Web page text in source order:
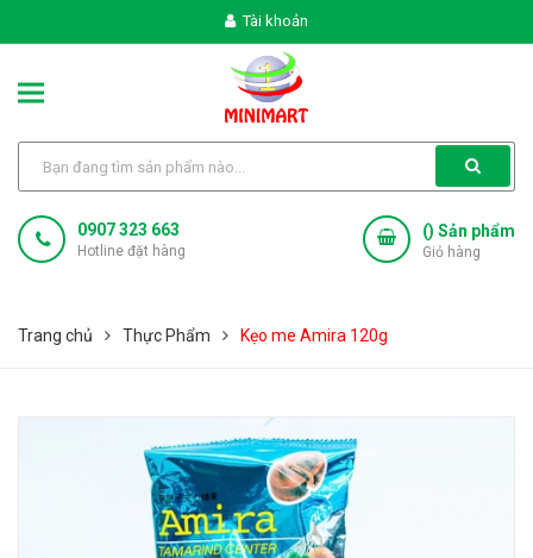
Tài khoản
0907 323 663
Hotline đặt hàng
() Sản phẩm
Giỏ hàng
Trang chủ Thực Phẩm Kẹo me Amira 120g